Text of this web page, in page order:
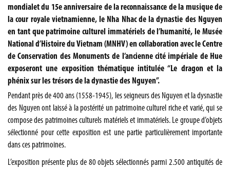
mondialet du 15e anniversaire de la reconnaissance de la musique de
la cour royale vietnamienne, le Nha Nhac de la dynastie des Nguyen
en tant que patrimoine culturel immatériels de l’humanité, le Musée
National d’Histoire du Vietnam (MNHV) en collaboration avec le Centre
de Conservation des Monuments de l’ancienne cité impériale de Hue
exposeront une exposition thématique intitulée “Le dragon et la
phénix sur les trésors de la dynastie des Nguyen”.
Pendant près de 400 ans (1558-1945), les seigneurs des Nguyen et la dysnastie
des Nguyen ont laissé à la postérité un patrimoine culturel riche et varié, qui se
compose des patrimoines culturels matériels et immatériels. Le groupe d’objets
sélectionné pour cette exposition est une partie particulièrement importante
dans ces patrimoines.
L’exposition présente plus de 80 objets sélectionnés parmi 2.500 antiquités de